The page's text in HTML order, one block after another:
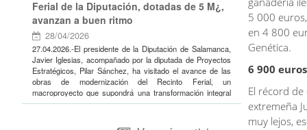
Ferial de la Diputación, dotadas de 5 M¿,
avanzan a buen ritmo
28/04/2026
27.04.2026.-El presidente de la Diputación de Salamanca,
Javier Iglesias, acompañado por la diputada de Proyectos
Estratégicos, Pilar Sánchez, ha visitado el avance de las
obras de modernización del Recinto Ferial, un
macroproyecto que supondrá una transformación integral
de este espacio clave para el sector agroganadero de la
5 000
en 4 800
Genética.
6 900
El récord
extremeña
muy lejos,